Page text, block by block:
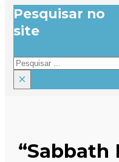
Pesquisar no
site
Pesquisar
×
“Sabbath